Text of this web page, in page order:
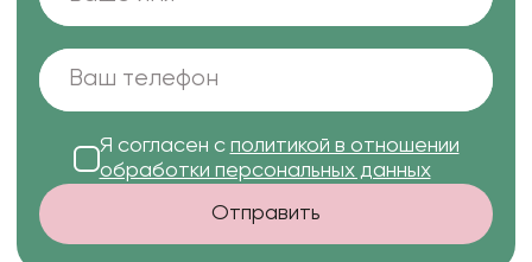
Я согласен с политикой в отношении
обработки персональных данных
Отправить